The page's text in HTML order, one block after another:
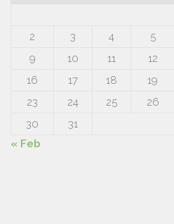
2
3 4 5
9
10 11 12
16
17 18 19
23
24 25 26
30
31
« Feb